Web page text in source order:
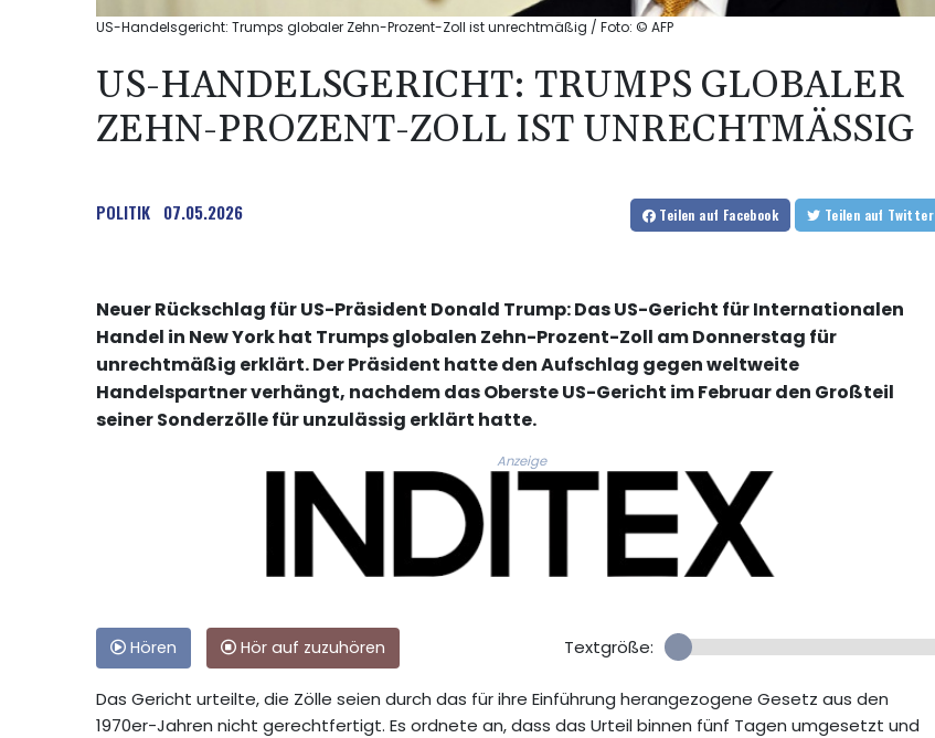
US-Handelsgericht: Trumps globaler Zehn-Prozent-Zoll ist unrechtmäßig / Foto: © AFP
US-HANDELSGERICHT: TRUMPS GLOBALER
ZEHN-PROZENT-ZOLL IST UNRECHTMÄSSIG
POLITIK 07.05.2026 Teilen auf Facebook Teilen auf Twitter
Neuer Rückschlag für US-Präsident Donald Trump: Das US-Gericht für Internationalen
Handel in New York hat Trumps globalen Zehn-Prozent-Zoll am Donnerstag für
unrechtmäßig erklärt. Der Präsident hatte den Aufschlag gegen weltweite
Handelspartner verhängt, nachdem das Oberste US-Gericht im Februar den Großteil
seiner Sonderzölle für unzulässig erklärt hatte.
Anzeige
Hören Hör auf zuzuhören Textgröße:
Das Gericht urteilte, die Zölle seien durch das für ihre Einführung herangezogene Gesetz aus den
1970er-Jahren nicht gerechtfertigt. Es ordnete an, dass das Urteil binnen fünf Tagen umgesetzt und